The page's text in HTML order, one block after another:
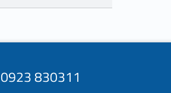
0923 830311